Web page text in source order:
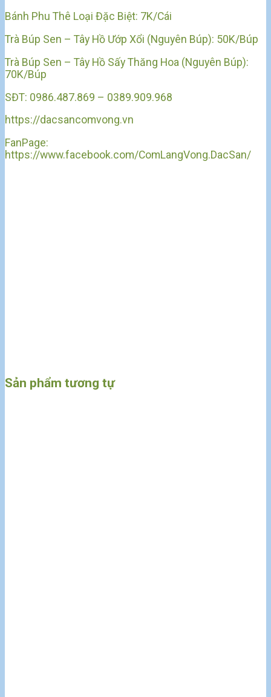
Bánh Phu Thê Loại Đặc Biệt: 7K/Cái
Trà Búp Sen – Tây Hồ Ướp Xổi (Nguyên Búp): 50K/Búp
Trà Búp Sen – Tây Hồ Sấy Thăng Hoa (Nguyên Búp):
70K/Búp
SĐT: 0986.487.869 – 0389.909.968
https://dacsancomvong.vn
FanPage:
https://www.facebook.com/ComLangVong.DacSan/
Sản phẩm tương tự